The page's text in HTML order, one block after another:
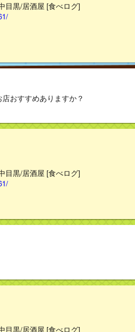
目黒/居酒屋 [食べログ]
おすすめありますか？
目黒/居酒屋 [食べログ]
目黒/居酒屋 [食べログ]